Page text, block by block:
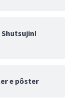
Shutsujin!
e pôster